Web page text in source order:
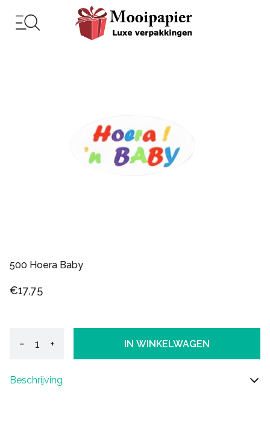
500 Hoera Baby
€17,75
− + IN WINKELWAGEN
Beschrijving